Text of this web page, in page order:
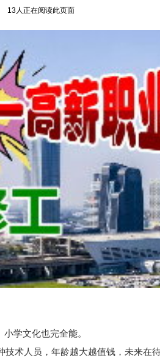
6人正在阅读此页面
学文化也完全能。
术人员，年龄越大越值钱，未来在